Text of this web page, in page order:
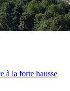
à la forte hausse